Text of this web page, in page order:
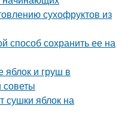
сухофруктов из
способ сохранить ее на
и груш в
советы
сушки яблок на